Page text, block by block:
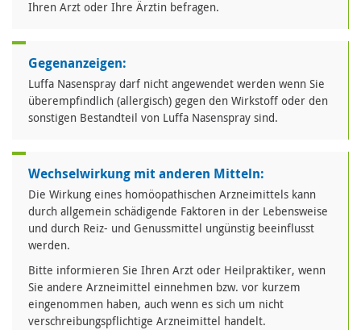
Ihren Arzt oder Ihre Ärztin befragen.
Gegenanzeigen:
Luffa Nasenspray darf nicht angewendet werden wenn Sie
überempfindlich (allergisch) gegen den Wirkstoff oder den
sonstigen Bestandteil von Luffa Nasenspray sind.
Wechselwirkung mit anderen Mitteln:
Die Wirkung eines homöopathischen Arzneimittels kann
durch allgemein schädigende Faktoren in der Lebensweise
und durch Reiz- und Genussmittel ungünstig beeinflusst
werden.
Bitte informieren Sie Ihren Arzt oder Heilpraktiker, wenn
Sie andere Arzneimittel einnehmen bzw. vor kurzem
eingenommen haben, auch wenn es sich um nicht
verschreibungspflichtige Arzneimittel handelt.